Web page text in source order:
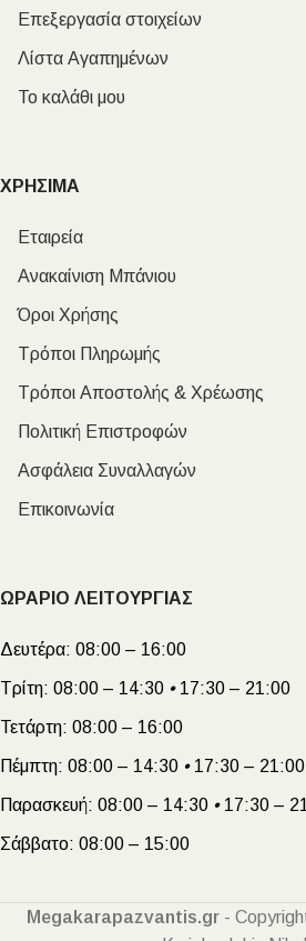
Επεξεργασία στοιχείων
Λίστα Αγαπημένων
Το καλάθι μου
ΧΡΗΣΙΜΑ
Εταιρεία
Ανακαίνιση Μπάνιου
Όροι Χρήσης
Τρόποι Πληρωμής
Τρόποι Αποστολής & Χρέωσης
Πολιτική Επιστροφών
Ασφάλεια Συναλλαγών
Επικοινωνία
ΩΡΑΡΙΟ ΛΕΙΤΟΥΡΓΙΑΣ
Δευτέρα: 08:00 – 16:00
Τρίτη: 08:00 – 14:30 •17:30 – 21:00
Τετάρτη: 08:00 – 16:00
Πέμπτη: 08:00 – 14:30 •17:30 – 21:00
Παρασκευή: 08:00 – 14:30 •17:30 –
Σάββατο: 08:00 – 15:00
Megakarapazvantis.gr-